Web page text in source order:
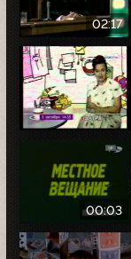
02:17
00:03